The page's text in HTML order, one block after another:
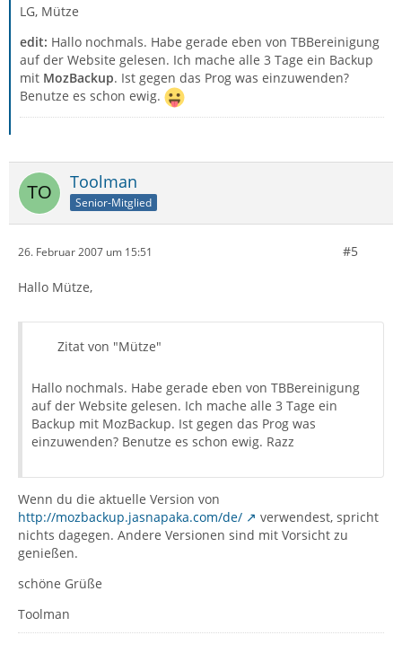
LG, Mütze
edit: Hallo nochmals. Habe gerade eben von TBBereinigung
auf der Website gelesen. Ich mache alle 3 Tage ein Backup
mit MozBackup. Ist gegen das Prog was einzuwenden?
Benutze es schon ewig.
Toolman
Senior-Mitglied
26. Februar 2007 um 15:51 #5
Hallo Mütze,
Zitat von "Mütze"
Hallo nochmals. Habe gerade eben von TBBereinigung
auf der Website gelesen. Ich mache alle 3 Tage ein
Backup mit MozBackup. Ist gegen das Prog was
einzuwenden? Benutze es schon ewig. Razz
Wenn du die aktuelle Version von
http://mozbackup.jasnapaka.com/de/
verwendest, spricht
nichts dagegen. Andere Versionen sind mit Vorsicht zu
genießen.
schöne Grüße
Toolman